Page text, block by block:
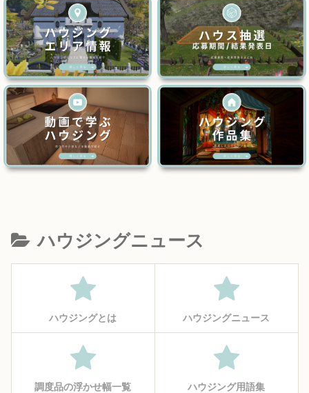
ハウジングニュース
ハウジングとは ハウジングニュース
調度品の浮かせ幅一覧 ハウジング用語集